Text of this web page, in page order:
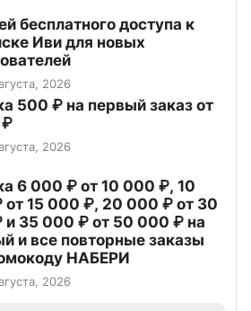
бесплатного доступа к
Иви для новых
2026
500 ₽ на первый заказ от
2026
6 000 ₽ от 10 000 ₽, 10
15 000 ₽, 20 000 ₽ от 30
35 000 ₽ от 50 000 ₽ на
и все повторные заказы
НАБЕРИ
2026